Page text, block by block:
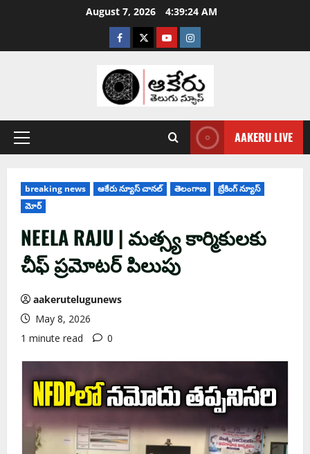
August 7, 2026 4:39:25 AM
AAKERU LIVE
breaking news ఆకేరు న్యూస్ చానల్ తెలంగాణ
బ్రేకింగ్ న్యూస్
మోర్
NEELA RAJU | మత్స్య కార్మికులకు
చీఫ్ ప్రమోటర్ పిలుపు
aakerutelugunews
May 8, 2026
1 minute read
0